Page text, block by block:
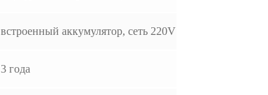
встроенный аккумулятор, сеть 220V
3 года